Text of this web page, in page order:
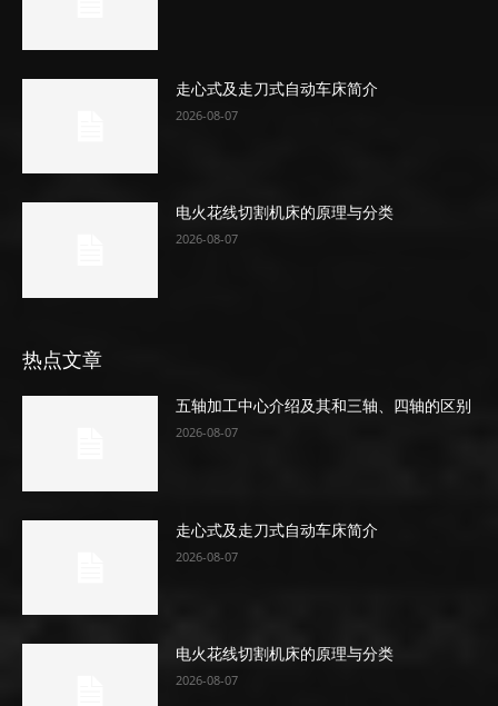
走心式及走刀式自动车床简介
2026-08-07
电火花线切割机床的原理与分类
2026-08-07
热点文章
五轴加工中心介绍及其和三轴、四轴的区别
2026-08-07
走心式及走刀式自动车床简介
2026-08-07
电火花线切割机床的原理与分类
2026-08-07